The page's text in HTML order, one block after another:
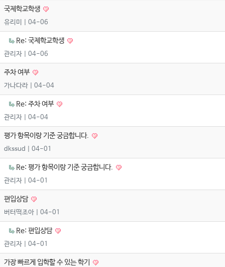
국제학교학생
유리미 | 04-06
Re: 국제학교학생
관리자 | 04-06
주차 여부
가나다라 | 04-04
Re: 주차 여부
관리자 | 04-04
평가 항목이랑 기준 궁금합니다.
dkssud | 04-01
Re: 평가 항목이랑 기준 궁금합니다.
관리자 | 04-01
편입상담
버터떡조아 | 04-01
Re: 편입상담
관리자 | 04-01
가장 빠르게 입학할 수 있는 학기